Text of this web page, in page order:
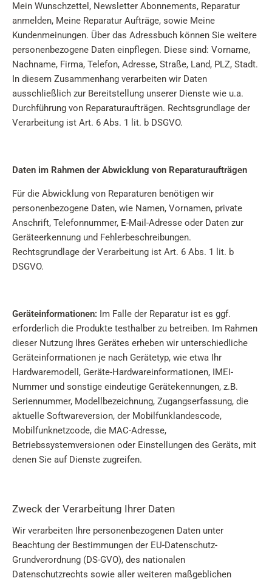
Mein Wunschzettel, Newsletter Abonnements, Reparatur
anmelden, Meine Reparatur Aufträge, sowie Meine
Kundenmeinungen. Über das Adressbuch können Sie weitere
personenbezogene Daten einpflegen. Diese sind: Vorname,
Nachname, Firma, Telefon, Adresse, Straße, Land, PLZ, Stadt.
In diesem Zusammenhang verarbeiten wir Daten
ausschließlich zur Bereitstellung unserer Dienste wie u.a.
Durchführung von Reparaturaufträgen. Rechtsgrundlage der
Verarbeitung ist Art. 6 Abs. 1 lit. b DSGVO.
Daten im Rahmen der Abwicklung von Reparaturaufträgen
Für die Abwicklung von Reparaturen benötigen wir
personenbezogene Daten, wie Namen, Vornamen, private
Anschrift, Telefonnummer, E-Mail-Adresse oder Daten zur
Geräteerkennung und Fehlerbeschreibungen.
Rechtsgrundlage der Verarbeitung ist Art. 6 Abs. 1 lit. b
DSGVO.
Geräteinformationen: Im Falle der Reparatur ist es ggf.
erforderlich die Produkte testhalber zu betreiben. Im Rahmen
dieser Nutzung Ihres Gerätes erheben wir unterschiedliche
Geräteinformationen je nach Gerätetyp, wie etwa Ihr
Hardwaremodell, Geräte-Hardwareinformationen, IMEI-
Nummer und sonstige eindeutige Gerätekennungen, z.B.
Seriennummer, Modellbezeichnung, Zugangserfassung, die
aktuelle Softwareversion, der Mobilfunklandescode,
Mobilfunknetzcode, die MAC-Adresse,
Betriebssystemversionen oder Einstellungen des Geräts, mit
denen Sie auf Dienste zugreifen.
Zweck der Verarbeitung Ihrer Daten
Wir verarbeiten Ihre personenbezogenen Daten unter
Beachtung der Bestimmungen der EU-Datenschutz-
Grundverordnung (DS-GVO), des nationalen
Datenschutzrechts sowie aller weiteren maßgeblichen